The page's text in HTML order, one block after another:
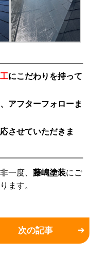
にこだわりを持って
アフターフォローま
させていただきま
一度、 藤嶋塗装にご
ます。
次の記事